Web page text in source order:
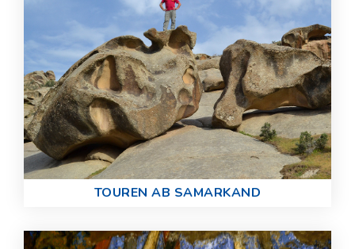
TOUREN AB SAMARKAND